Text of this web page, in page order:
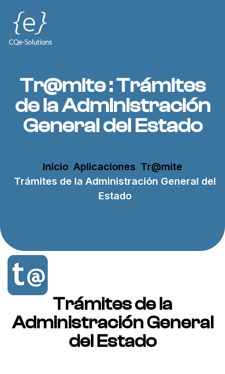
Tr@mite : Trámites
de la Administración
General del Estado
Inicio Aplicaciones Tr@mite
Trámites de la Administración General del
Estado
Trámites de la
Administración General
del Estado